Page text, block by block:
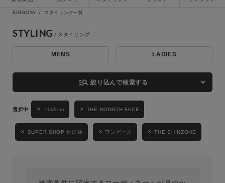
キーワード
性別
MENS LADIES
BINGOYA スタイリング一覧
STYLING
MENS LADIES
manage_search 絞り込んで検索する
~149cm THE NONRTH FACE
SUPER SHOP 松江店 ワンピース THE SHINZONE